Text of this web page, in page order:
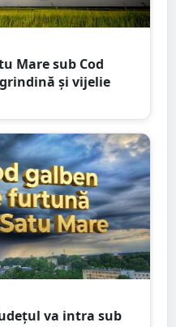
Mare sub Cod
și vijelie
va intra sub